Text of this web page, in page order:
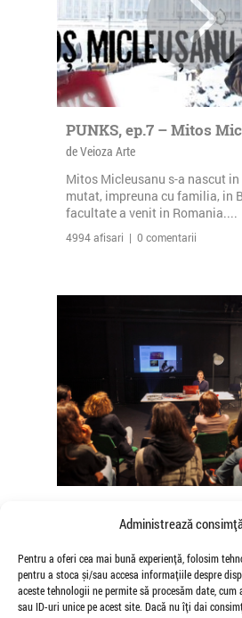
Administrează
Pentru a oferi cea mai bună experiență, folosim
pentru a stoca și/sau accesa informațiile despre
aceste tehnologii ne permite să procesăm date,
sau ID-uri unice pe acest site. Dacă nu îți dai
PUNKS, ep.7 – Mitos
de Veioza Arte
Mitos Micleusanu s-a nascut in
mutat, impreuna cu familia, in
facultate a venit in Romania....
4994 afisari | 0 comentarii
Somatice susținute de
Mădălina Dan și
Niculae
de Veioza Arte